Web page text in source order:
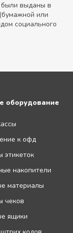
были выданы в
или
социального
оборудование
к офд
этикеток
накопители
материалы
чеков
ящики